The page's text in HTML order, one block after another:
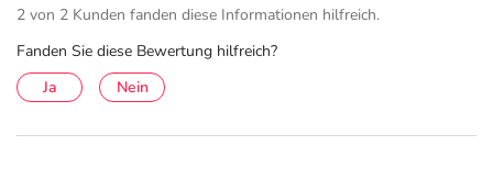
2 von 2 Kunden fanden diese Informationen hilfreich.
Fanden Sie diese Bewertung hilfreich?
Ja
Nein